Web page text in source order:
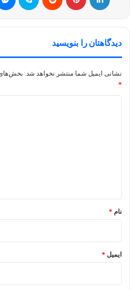
دیدگاهتان را بنویسید
نشانی ایمیل شما منتشر نخواهد شد. بخش‌های
*
نام *
ایمیل *